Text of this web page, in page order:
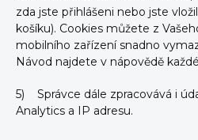
zda jste přihlášeni nebo jste
košíku). Cookies můžete z
mobilního zařízení snadno
Návod najdete v nápovědě
5) Správce dále zpracovává i
Analytics a IP adresu.